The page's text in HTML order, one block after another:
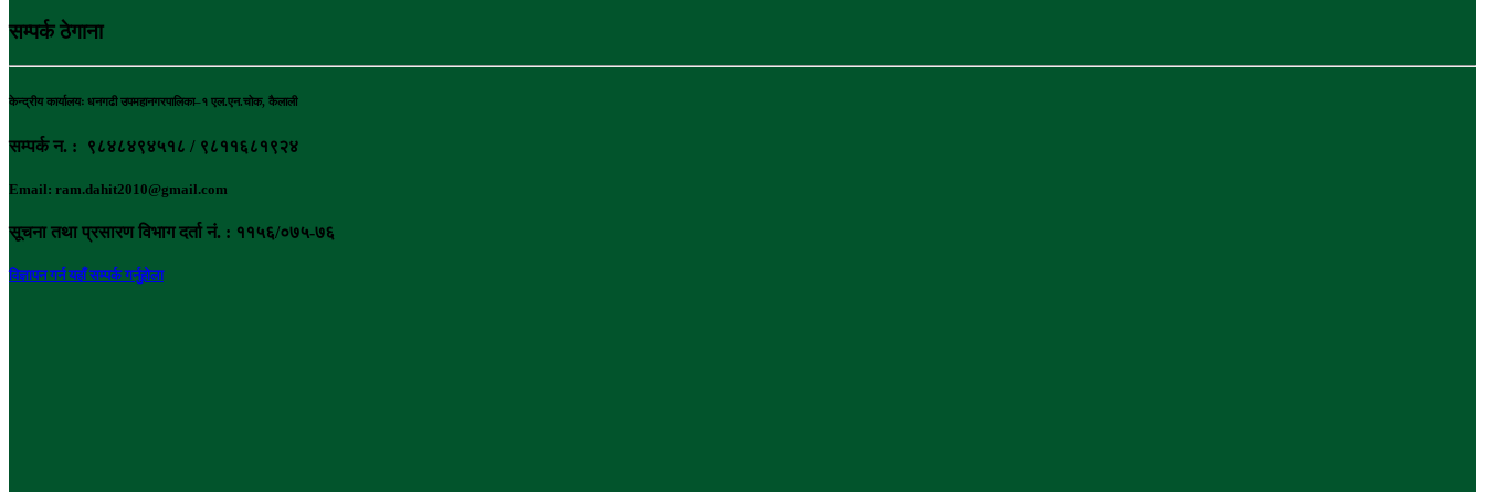
सम्पर्क ठेगाना
केन्द्रीय कार्यालयः धनगढी उपमहानगरपालिका–१ एल.एन.चोक, कैलाली
सम्पर्क न. : ९८४८४९४५१८ / ९८११६८१९२४
Email: ram.dahit2010@gmail.com
सूचना तथा प्रसारण विभाग दर्ता नं. : ११५६/०७५-७६
विज्ञापन गर्न यहाँ सम्पर्क गर्नुहोला